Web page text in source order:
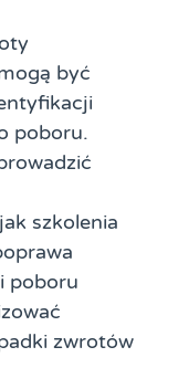
być
poboru.
szkolenia
poboru
zwrotów